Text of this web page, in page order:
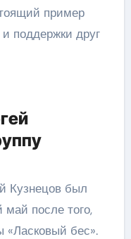
пример
поддержки друг
Кузнецов был
май после того,
«Ласковый бес».